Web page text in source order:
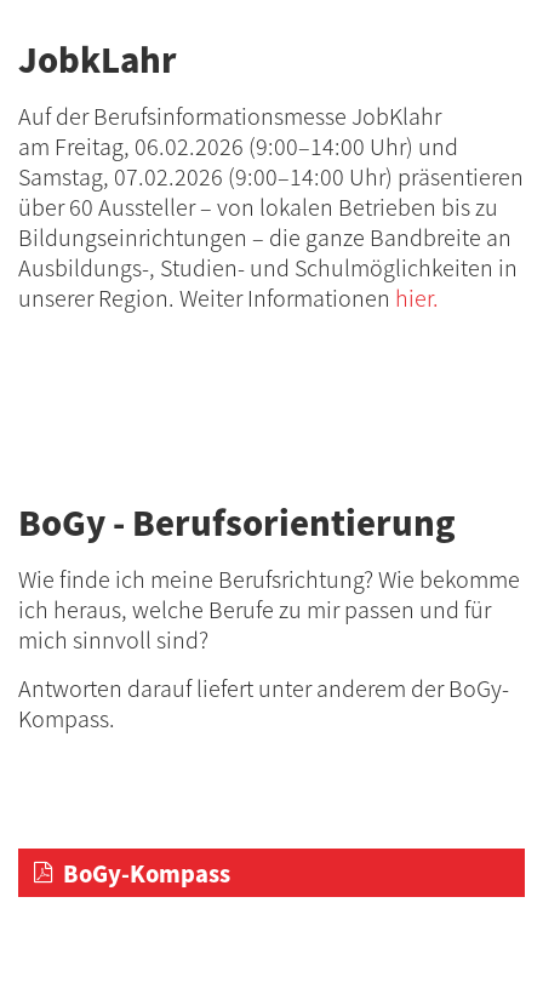
JobkLahr
Auf der Berufsinformationsmesse JobKlahr
am Freitag, 06.02.2026 (9:00–14:00 Uhr) und
Samstag, 07.02.2026 (9:00–14:00 Uhr) präsentieren
über 60 Aussteller – von lokalen Betrieben bis zu
Bildungseinrichtungen – die ganze Bandbreite an
Ausbildungs-, Studien- und Schulmöglichkeiten in
unserer Region. Weiter Informationen hier.
BoGy - Berufsorientierung
Wie finde ich meine Berufsrichtung? Wie bekomme
ich heraus, welche Berufe zu mir passen und für
mich sinnvoll sind?
Antworten darauf liefert unter anderem der BoGy-
Kompass.
BoGy-Kompass